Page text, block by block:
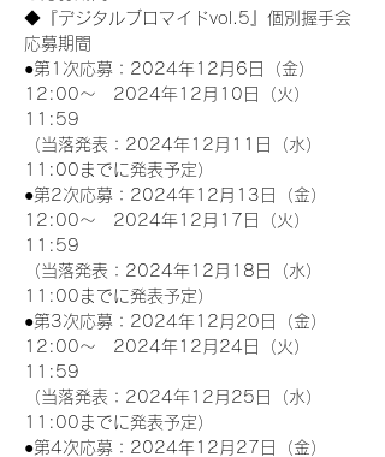
◆『デジタルブロマイドvol.5』個別握手会
応募期間
●第1次応募：2024年12月6日（金）
12:00～　2024年12月10日（火）
11:59
（当落発表：2024年12月11日（水）
11:00までに発表予定）
●第2次応募：2024年12月13日（金）
12:00～　2024年12月17日（火）
11:59
（当落発表：2024年12月18日（水）
11:00までに発表予定）
●第3次応募：2024年12月20日（金）
12:00～　2024年12月24日（火）
11:59
（当落発表：2024年12月25日（水）
11:00までに発表予定）
●第4次応募：2024年12月27日（金）